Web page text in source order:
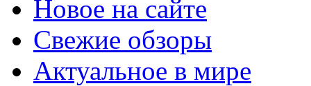
Новое на сайте
Свежие обзоры
Актуальное в мире